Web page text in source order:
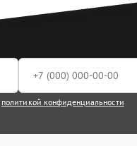
политикой конфиденциальности